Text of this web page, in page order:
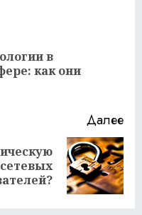
в
как они
Далее